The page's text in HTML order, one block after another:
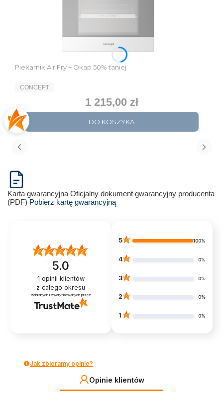
Piekarnik Air Fry + Okap 50% taniej
PRODUCENT
CONCEPT
Cena
1 215,00 zł
DO KOSZYKA
Karta gwarancyjna Oficjalny dokument gwarancyjny producenta
(PDF) Pobierz kartę gwarancyjną
5.0
1 opinii klientów
z całego okresu
zebranych i zweryfikowanych przez
5 100%
4 0%
3 0%
2 0%
1 0%
Jak zbieramy opinie?
Opinie klientów